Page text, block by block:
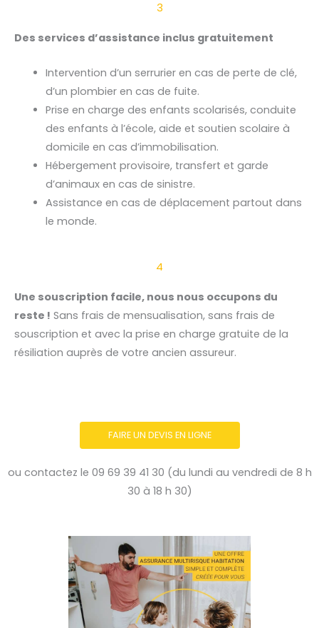
3
Des services d’assistance inclus gratuitement
Intervention d’un serrurier en cas de perte de clé,
d’un plombier en cas de fuite.
Prise en charge des enfants scolarisés, conduite
des enfants à l’école, aide et soutien scolaire à
domicile en cas d’immobilisation.
Hébergement provisoire, transfert et garde
d’animaux en cas de sinistre.
Assistance en cas de déplacement partout dans
le monde.
4
Une souscription facile, nous nous occupons du
reste ! Sans frais de mensualisation, sans frais de
souscription et avec la prise en charge gratuite de la
résiliation auprès de votre ancien assureur.
FAIRE UN DEVIS EN LIGNE
ou contactez le 09 69 39 41 30 (du lundi au vendredi de 8 h
30 à 18 h 30)